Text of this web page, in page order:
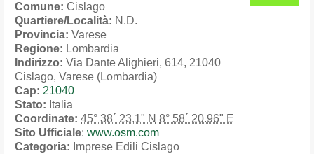
Comune: Cislago
Quartiere/Località: N.D.
Provincia: Varese
Regione: Lombardia
Indirizzo: Via Dante Alighieri, 614, 21040
Cislago, Varese (Lombardia)
Cap: 21040
Stato: Italia
Coordinate: 45° 38´ 23.1" N 8° 58´ 20.96" E
Sito Ufficiale: www.osm.com
Categoria: Imprese Edili Cislago